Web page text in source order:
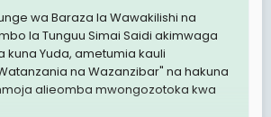
wa Baraza la Wawakilishi na
la Tunguu Simai Saidi akimwaga
kuna Yuda, ametumia kauli
na Wazanzibar" na hakuna
alieomba mwongozotoka kwa